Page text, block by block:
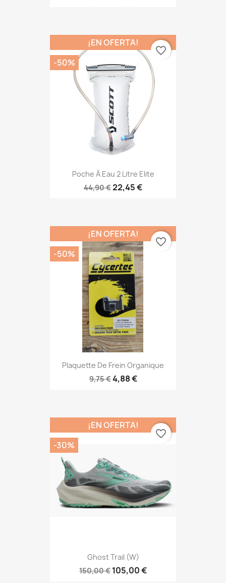
Poche À Eau 2 Litre Elite
44,90 €22,45 €
¡EN OFERTA!
-50%
favorite_border
Plaquette De Frein Organique
9,75 €4,88 €
¡EN OFERTA!
-50%
favorite_border
Ghost Trail (W)
150,00 € 105,00 €
¡EN OFERTA!
-30%
favorite_border